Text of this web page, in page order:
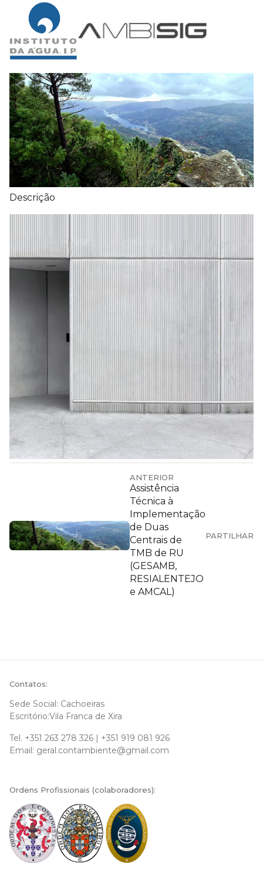
Descrição
ANTERIOR
Assistência
Técnica à
Implementação
de Duas
Centrais de
TMB de RU
(GESAMB,
RESIALENTEJO
e AMCAL)
PARTILHAR
Contatos:
Sede Social: Cachoeiras
Escritório:Vila Franca de Xira
Tel. +351 263 278 326
+351 919 081 926
Email: geral.contambiente@gmail.com
Ordens Profissionais (colaboradores):